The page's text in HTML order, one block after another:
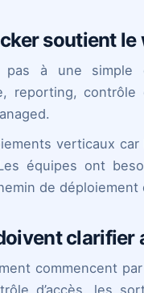
soutient
pas à une simple
reporting,
verticaux
équipes ont
de
clarifier
commencent
d’accès, les